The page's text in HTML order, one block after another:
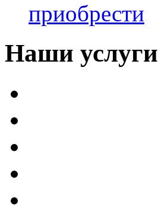
приобрести
Наши услуги